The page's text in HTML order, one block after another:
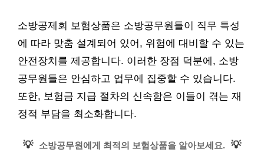
소방공제회 보험상품은 소방공무원들이 직무 특성
에 따라 맞춤 설계되어 있어, 위험에 대비할 수 있는
안전장치를 제공합니다. 이러한 장점 덕분에, 소방
공무원들은 안심하고 업무에 집중할 수 있습니다.
또한, 보험금 지급 절차의 신속함은 이들이 겪는 재
정적 부담을 최소화합니다.
💡 소방공무원에게 최적의 보험상품을 알아보세요. 💡